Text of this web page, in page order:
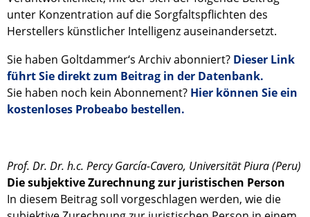
unter Konzentration auf die Sorgfaltspflichten des
Herstellers künstlicher Intelligenz auseinandersetzt.
Sie haben Goltdammer‘s Archiv abonniert? Dieser Link
führt Sie direkt zum Beitrag in der Datenbank.
Sie haben noch kein Abonnement? Hier können Sie ein
kostenloses Probeabo bestellen.
Prof. Dr. Dr. h.c. Percy García-Cavero, Universität Piura (Peru)
Die subjektive Zurechnung zur juristischen Person
In diesem Beitrag soll vorgeschlagen werden, wie die